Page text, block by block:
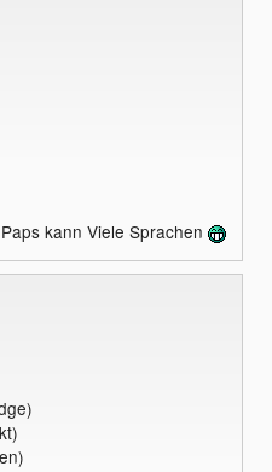
kann Viele Sprachen